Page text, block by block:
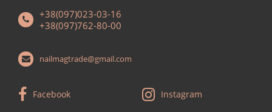
+38(097)023-03-16
+38(097)762-80-00
nailmagtrade@gmail.com
Facebook Instagram